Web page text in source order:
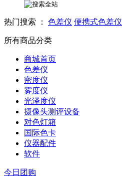
热门搜索 ： 色差仪 便携式色差仪
所有商品分类
商城首页
色差仪
密度仪
雾度仪
光泽度仪
摄像头测评设备
对色灯箱
国际色卡
仪器配件
软件
今日团购